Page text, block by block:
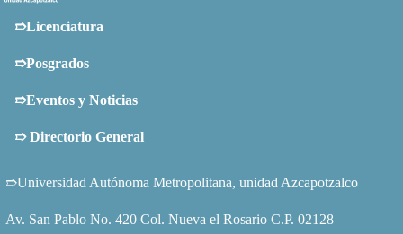
➱Licenciatura
➱Posgrados
➱Eventos y Noticias
➱Directorio General
➱Universidad Autónoma Metropolitana, unidad Azcapotzalco
Av. San Pablo No. 420 Col. Nueva el Rosario C.P. 02128